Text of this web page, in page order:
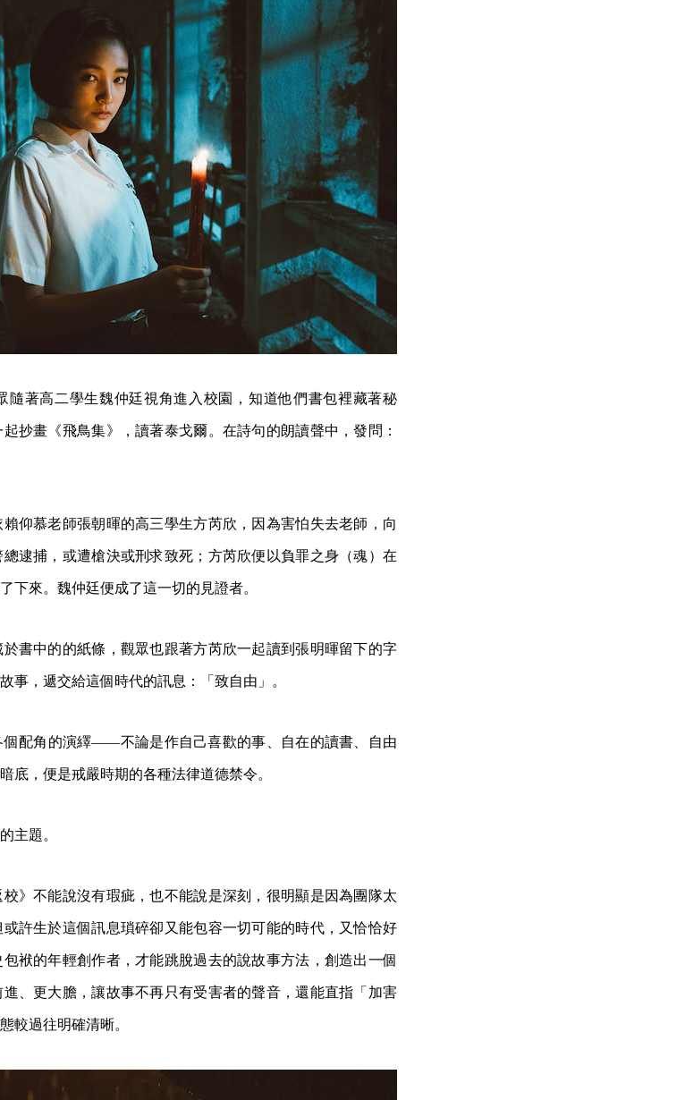
隨著高二學生魏仲廷視角進入校園，知道他們書包裡藏著秘
抄畫《飛鳥集》，讀著泰戈爾。在詩句的朗讀聲中，發問：
賴仰慕老師張朝暉的高三學生方芮欣，因為害怕失去老師，向
逮捕，或遭槍決或刑求致死；方芮欣便以負罪之身（魂）在
下來。魏仲廷便成了這一切的見證者。
書中的的紙條，觀眾也跟著方芮欣一起讀到張明暉留下的字
事，遞交給這個時代的訊息：「致自由」。
個配角的演繹——不論是作自己喜歡的事、自在的讀書、自由
底，便是戒嚴時期的各種法律道德禁令。
主題。
》不能說沒有瑕疵，也不能說是深刻，很明顯是因為團隊太
許生於這個訊息瑣碎卻又能包容一切可能的時代，又恰恰好
袱的年輕創作者，才能跳脫過去的說故事方法，創造出一個
、更大膽，讓故事不再只有受害者的聲音，還能直指「加害
較過往明確清晰。